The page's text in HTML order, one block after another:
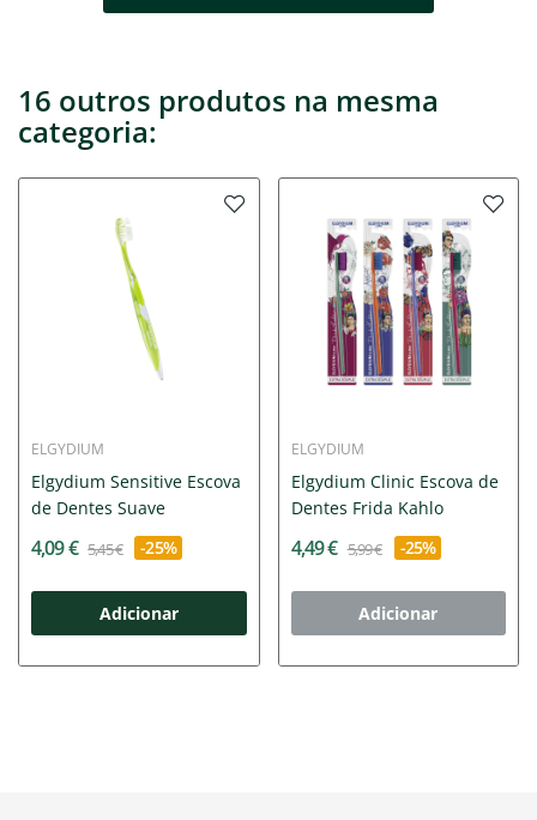
16 outros produtos na mesma
categoria:
ELGYDIUM
Elgydium Sensitive Escova
de Dentes Suave
4,09 € 5,45 € -25%
Adicionar
ELGYDIUM
Elgydium Clinic Escova de
Dentes Frida Kahlo
4,49 € 5,99 € -25%
Adicionar